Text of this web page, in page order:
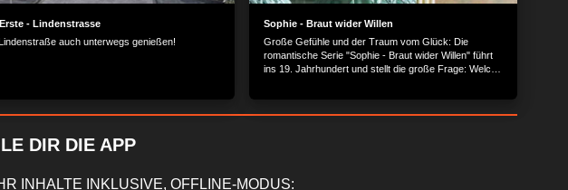
- Lindenstrasse
auch unterwegs genießen!
Sophie - Braut wider Willen
Große Gefühle und der Traum vom Glück: Die
romantische Serie "Sophie - Braut wider Willen" führt
ins 19. Jahrhundert und stellt die große Frage: Welche
DIR DIE APP
INHALTE INKLUSIVE, OFFLINE-MODUS: